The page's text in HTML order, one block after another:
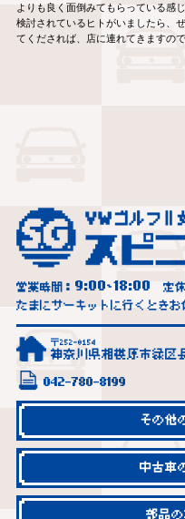
よりも良く面倒みてもらっている感じ
検討されているヒトがいましたら、
てくだされば、店に連れてきますので
営業時間： 9:00~18:00
定休
たまにサーキットに行くときお
〒252-0154
神奈川県相模原市緑区
042-780-8199
その他
中古車
部品